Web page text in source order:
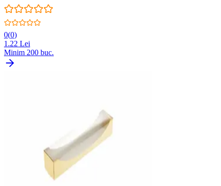
0(0)
1.22 Lei
Minim 200 buc.